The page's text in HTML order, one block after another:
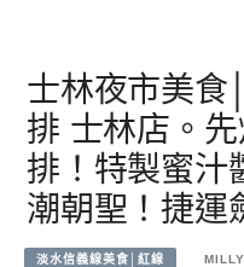
士林夜市美食
排 士林店。
排！特製蜜汁
潮朝聖！捷運
淡水信義線美食│紅線 MILLY